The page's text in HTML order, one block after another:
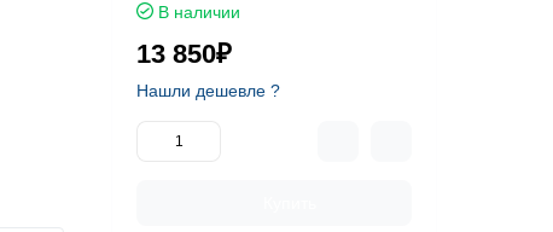
В наличии
13 850₽
Нашли дешевле ?